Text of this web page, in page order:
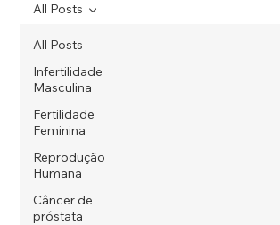
All Posts
Infertilidade
Masculina
Fertilidade
Feminina
Reprodução
Humana
Câncer de
próstata
All Posts